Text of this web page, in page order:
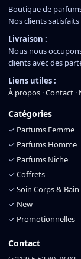
Boutique de
Nos clients
Livraison :
Nous nous
clients avec des
Liens utiles :
À propos ·Contact ·
Catégories
✓ Parfums Femme
✓ Parfums Homme
✓ Parfums Niche
✓ Coffrets
✓ Soin Corps & Bain
✓ New
✓ Promotionnelles
Contact